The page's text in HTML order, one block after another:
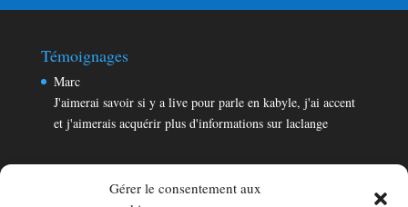
Gérer le consentement aux
Témoignages
Marc
J'aimerai savoir si y a live pour parle en kabyle, j'ai accent
et j'aimerais acquérir plus d'informations sur laclange